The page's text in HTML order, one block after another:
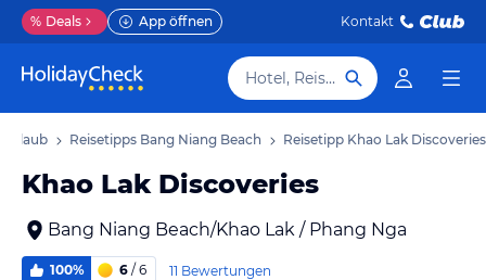
% Deals App öffnen Kontakt
Hotel, Reiseziel
Urlaub Reisetipps Bang Niang Beach Reisetipp Khao Lak Discoveries
Khao Lak Discoveries
Bang Niang Beach/Khao Lak / Phang Nga
100% 6 / 6 11 Bewertungen